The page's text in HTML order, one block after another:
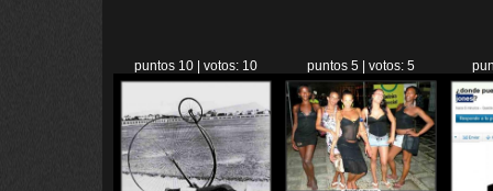
puntos 10 | votos: 10 puntos 5 | votos: 5